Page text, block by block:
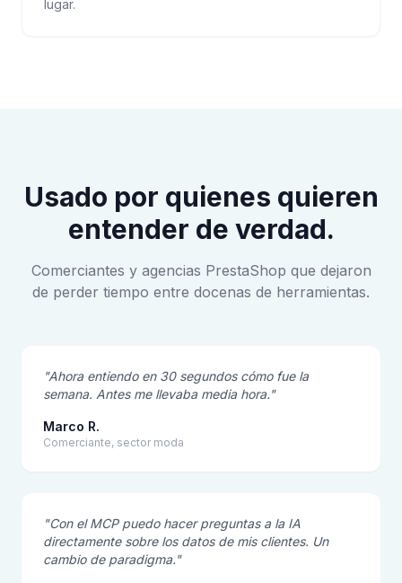
lugar.
Usado por quienes quieren
entender de verdad.
Comerciantes y agencias PrestaShop que dejaron
de perder tiempo entre docenas de herramientas.
"Ahora entiendo en 30 segundos cómo fue la
semana. Antes me llevaba media hora."
Marco R.
Comerciante, sector moda
"Con el MCP puedo hacer preguntas a la IA
directamente sobre los datos de mis clientes. Un
cambio de paradigma."